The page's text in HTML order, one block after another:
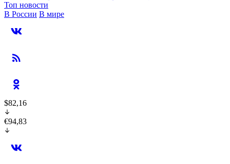
Топ новости
В России В мире
$82,16
€94,83